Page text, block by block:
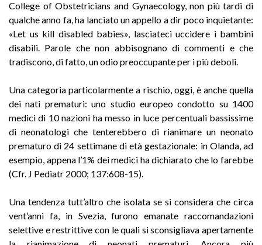
College of Obstetricians and Gynaecology, non più tardi di
qualche anno fa, ha lanciato un appello a dir poco inquietante:
«Let us kill disabled babies», lasciateci uccidere i bambini
disabili. Parole che non abbisognano di commenti e che
tradiscono, di fatto, un odio preoccupante per i più deboli.
Una categoria particolarmente a rischio, oggi, è anche quella
dei nati prematuri: uno studio europeo condotto su 1400
medici di 10 nazioni ha messo in luce percentuali bassissime
di neonatologi che tenterebbero di rianimare un neonato
prematuro di 24 settimane di età gestazionale: in Olanda, ad
esempio, appena l’1% dei medici ha dichiarato che lo farebbe
(Cfr. J Pediatr 2000; 137:608-15).
Una tendenza tutt’altro che isolata se si considera che circa
vent’anni fa, in Svezia, furono emanate raccomandazioni
selettive e restrittive con le quali si sconsigliava apertamente